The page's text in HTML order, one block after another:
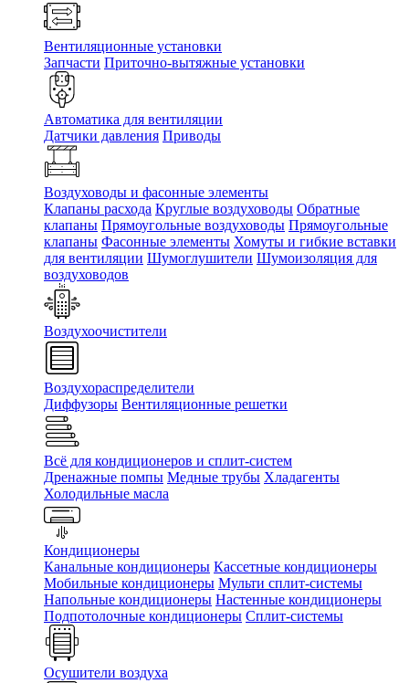
Вентиляционные установки
Запчасти Приточно-вытяжные установки
Автоматика для вентиляции
Датчики давления Приводы
Воздуховоды и фасонные элементы
Клапаны расхода Круглые воздуховоды Обратные
клапаны Прямоугольные воздуховоды Прямоугольные
клапаны Фасонные элементы Хомуты и гибкие вставки
для вентиляции Шумоглушители Шумоизоляция для
воздуховодов
Воздухоочистители
Воздухораспределители
Диффузоры Вентиляционные решетки
Всё для кондиционеров и сплит-систем
Дренажные помпы Медные трубы Хладагенты
Холодильные масла
Кондиционеры
Канальные кондиционеры Кассетные кондиционеры
Мобильные кондиционеры Мульти сплит-системы
Напольные кондиционеры Настенные кондиционеры
Подпотолочные кондиционеры Сплит-системы
Осушители воздуха